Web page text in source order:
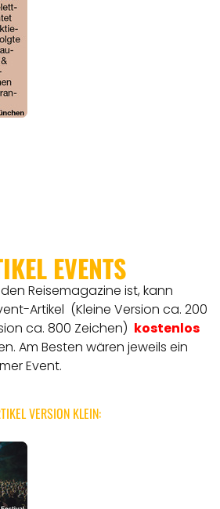
THEMEN
ANGEBOTE
EVENTS
Reisemagazine ist, kann
Artikel (Kleine Version ca. 200
ca. 800 Zeichen) kostenlos
Am Besten wären jeweils ein
Event.
VERSION KLEIN: